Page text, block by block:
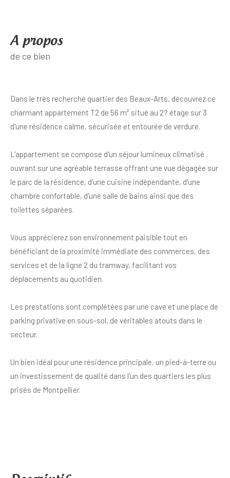
a propos
de ce bien
Dans le très recherché quartier des Beaux-Arts, découvrez ce
charmant appartement T2 de 56 m² situé au 2? étage sur 3
d'une résidence calme, sécurisée et entourée de verdure.
L'appartement se compose d'un séjour lumineux climatisé
ouvrant sur une agréable terrasse offrant une vue dégagée sur
le parc de la résidence, d'une cuisine indépendante, d'une
chambre confortable, d'une salle de bains ainsi que des
toilettes séparées.
Vous apprécierez son environnement paisible tout en
bénéficiant de la proximité immédiate des commerces, des
services et de la ligne 2 du tramway, facilitant vos
déplacements au quotidien.
Les prestations sont complétées par une cave et une place de
parking privative en sous-sol, de véritables atouts dans le
secteur.
Un bien idéal pour une résidence principale, un pied-à-terre ou
un investissement de qualité dans l'un des quartiers les plus
prisés de Montpellier.